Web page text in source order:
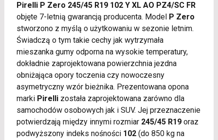
Pirelli P Zero 245/45 R19 102 Y XL AO PZ4/SC FR
objęte 7-letnią gwarancją producenta. Model P Zero
stworzono z myślą o użytkowaniu w sezonie letnim.
Świadczą o tym takie cechy jak wytrzymała
mieszanka gumy odporna na wysokie temperatury,
dokładnie zaprojektowana powierzchnia jezdna
obniżająca opory toczenia czy nowoczesny
asymetryczny wzór bieżnika. Prezentowana opona
marki Pirellizostała zaprojektowana zarówno dla
samochodów osobowych jak i SUV. Jej przeznaczenie
potwierdzają między innymi rozmiar 245/45 R19oraz
podwyższony indeks nośności 102(do 850 kg na